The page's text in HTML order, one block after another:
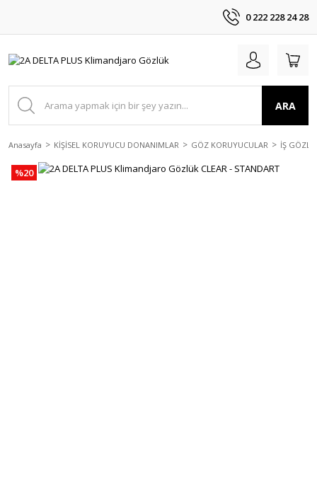
0 222 228 24 28
ARA
Anasayfa KİŞİSEL KORUYUCU DONANIMLAR GÖZ KORUYUCULAR İŞ
%20